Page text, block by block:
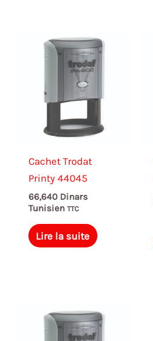
Cachet Trodat
Printy 44045
66,640 Dinars
Tunisien TTC
Lire la suite